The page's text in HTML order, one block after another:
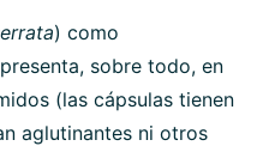
) como
sobre todo, en
(las cápsulas tienen
aglutinantes ni otros